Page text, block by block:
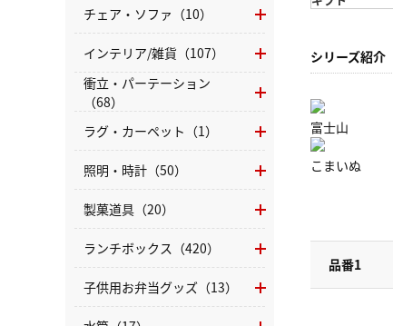
シリーズ紹介
富士山
こまいぬ
品番1
チェア・ソファ（10）
インテリア/雑貨（107）
衝立・パーテーション
（68）
ラグ・カーペット（1）
照明・時計（50）
製菓道具（20）
ランチボックス（420）
子供用お弁当グッズ（13）